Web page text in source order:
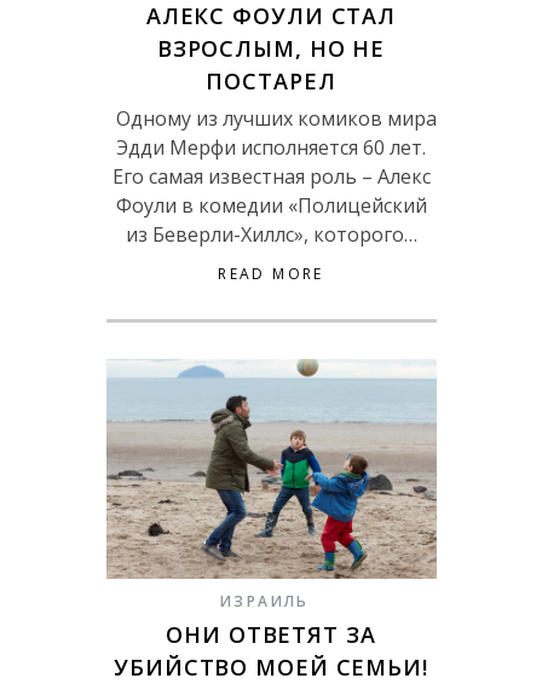
АЛЕКС ФОУЛИ СТАЛ
ВЗРОСЛЫМ, НО НЕ
ПОСТАРЕЛ
Одному из лучших комиков мира
Эдди Мерфи исполняется 60 лет.
Его самая известная роль – Алекс
Фоули в комедии «Полицейский
из Беверли-Хиллс», которого…
READ MORE
ИЗРАИЛЬ
ОНИ ОТВЕТЯТ ЗА
УБИЙСТВО МОЕЙ СЕМЬИ!